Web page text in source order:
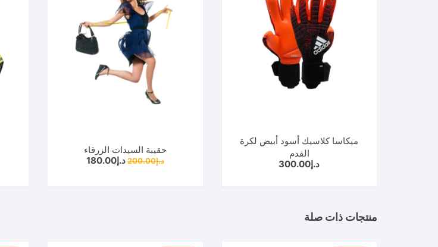
ميكاسا كلاسيك أسود أبيض لكرة
القدم
د.إ300.00
حقيبة السيدات الزرقاء
د.إ200.00السعر
الأصلي
د.إ180.00السعر
منتجات ذات صلة